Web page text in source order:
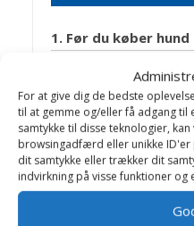
For at give dig de bedste
til at gemme og/eller få adgang til
samtykke til disse teknologier,
browsingadfærd eller unikke ID'er
dit samtykke eller trækker dit
indvirkning på visse funktioner og
1. Før du køber hund
2. Køb af hvalp
3. Den første tid …
4. Opdragelsen
Aflivning af
Alene hjemme
Æder egen afføring